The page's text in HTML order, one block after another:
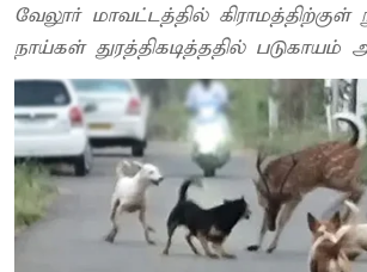
வேலூர் மாவட்டத்தில்
நாய்கள் துரத்திகடித்ததில் படுகாயம்